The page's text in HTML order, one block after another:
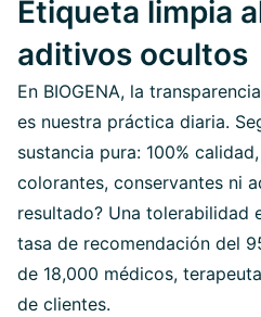
Etiqueta limpia
aditivos ocultos
En BIOGENA, la
es nuestra práctica diaria.
sustancia pura: 100%
colorantes, conservantes ni
resultado? Una tolerabilidad
tasa de recomendación del
de 18,000 médicos,
de clientes.